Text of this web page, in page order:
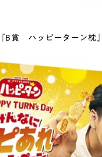
『B賞 ハッピーターン枕』